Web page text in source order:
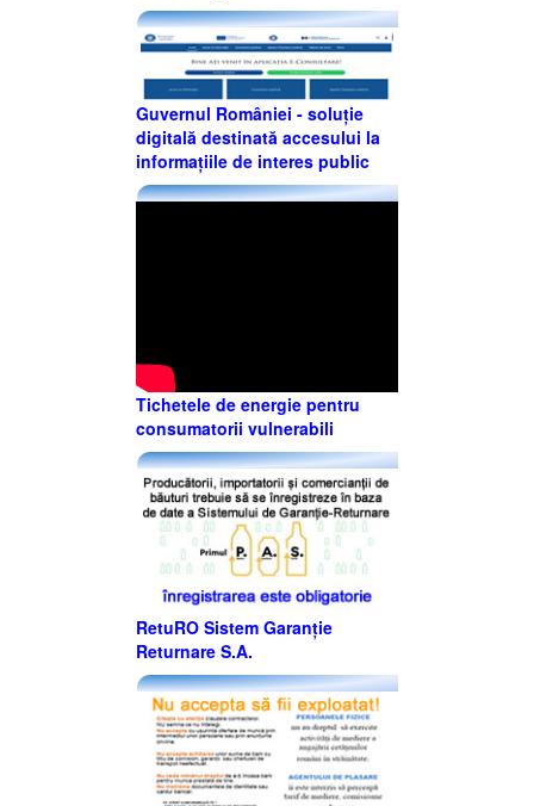
Guvernul României - soluție
digitală destinată accesului la
informațiile de interes public
Tichetele de energie pentru
consumatorii vulnerabili
RetuRO Sistem Garanție
Returnare S.A.